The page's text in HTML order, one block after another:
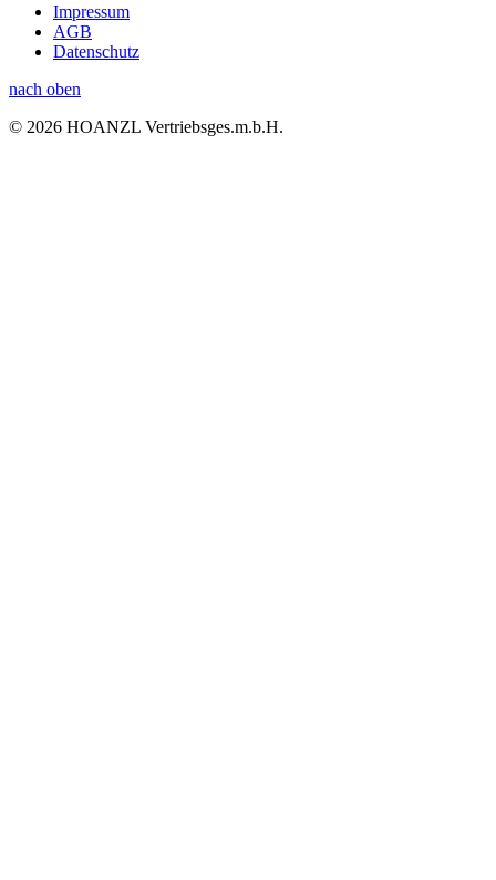
Impressum
AGB
Datenschutz
nach oben
© 2026 HOANZL Vertriebsges.m.b.H.